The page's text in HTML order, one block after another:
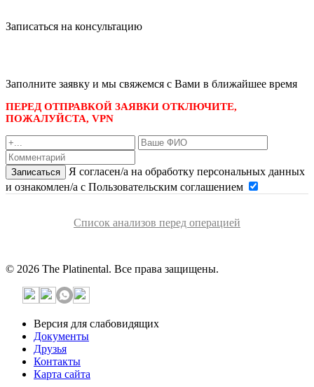
Записаться на консультацию
Заполните заявку и мы свяжемся с Вами в ближайшее время
ПЕРЕД ОТПРАВКОЙ ЗАЯВКИ ОТКЛЮЧИТЕ,
ПОЖАЛУЙСТА, VPN
Записаться
Я согласен/а на обработку персональных данных
и ознакомлен/а с Пользовательским соглашением
Список анализов перед операцией
© 2026 The Platinental. Все права защищены.
Версия для слабовидящих
Документы
Друзья
Контакты
Карта сайта